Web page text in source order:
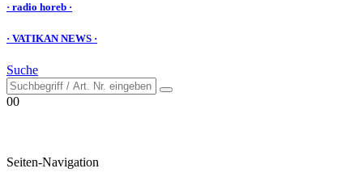
· radio horeb ·
· VATIKAN NEWS ·
Suche
00
Seiten-Navigation